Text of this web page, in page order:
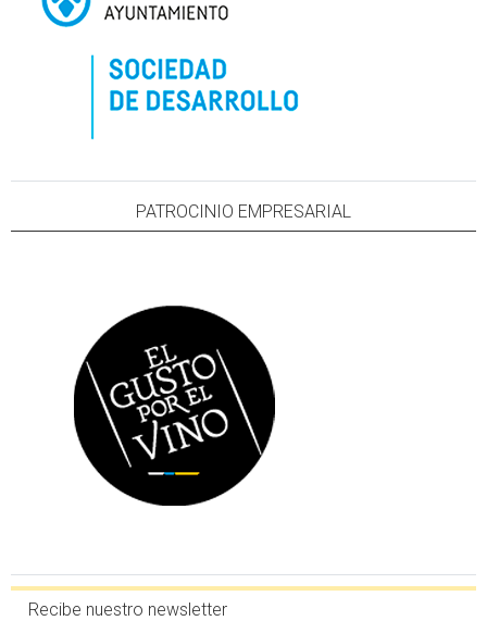
PATROCINIO EMPRESARIAL
Recibe nuestro newsletter